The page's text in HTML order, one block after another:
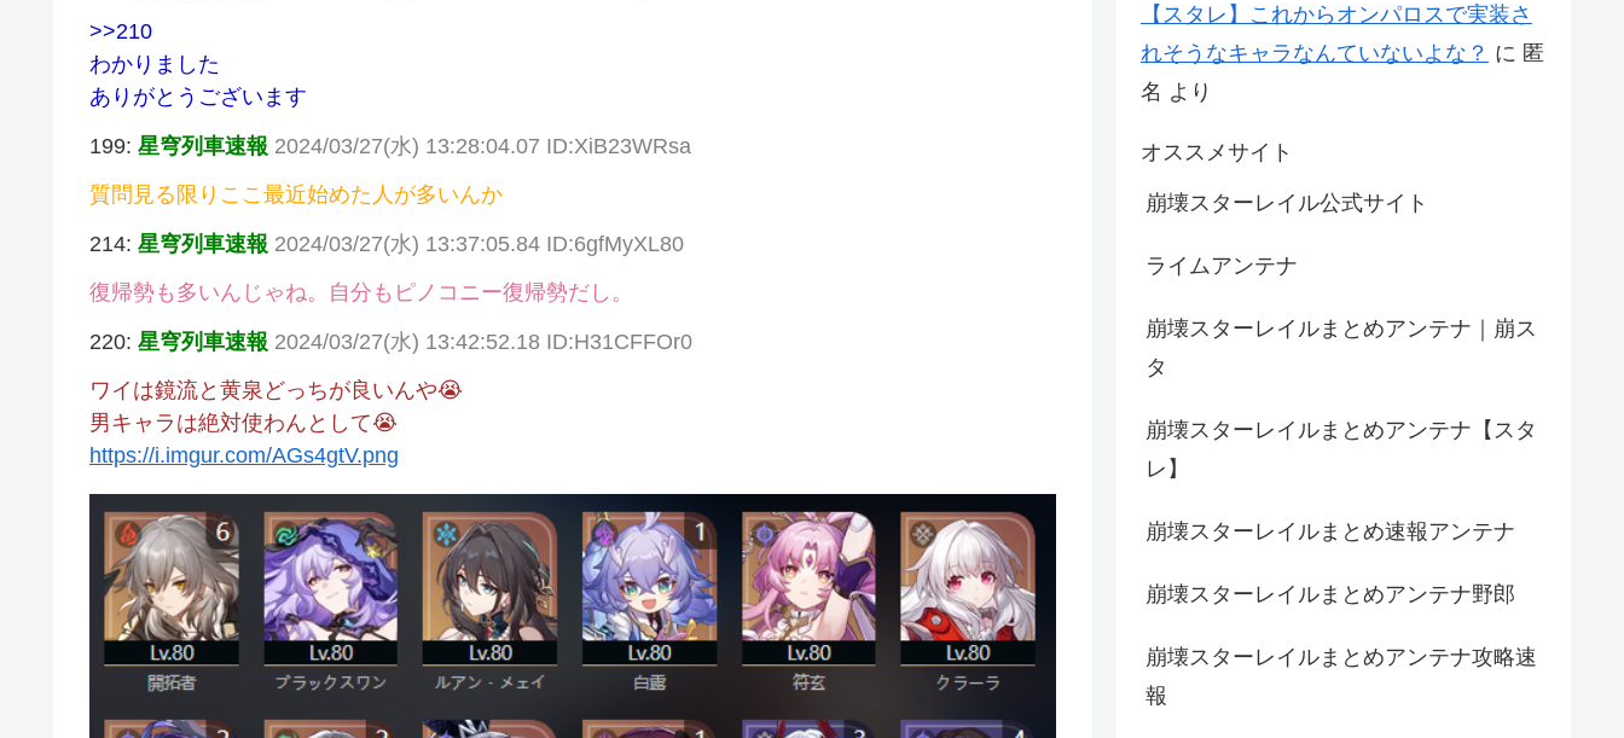
>>210
わかりました
ありがとうございます
199: 星穹列車速報 2024/03/27(水) 13:28:04.07 ID:XiB23WRsa
質問見る限りここ最近始めた人が多いんか
214: 星穹列車速報 2024/03/27(水) 13:37:05.84 ID:6gfMyXL80
復帰勢も多いんじゃね。自分もピノコニー復帰勢だし。
220: 星穹列車速報 2024/03/27(水) 13:42:52.18 ID:H31CFFOr0
ワイは鏡流と黄泉どっちが良いんや😭
男キャラは絶対使わんとして😭
https://i.imgur.com/AGs4gtV.png
【スタレ】これからオンパロスで実装さ
れそうなキャラなんていないよな？ に 匿
名 より
オススメサイト
崩壊スターレイル公式サイト
ライムアンテナ
崩壊スターレイルまとめアンテナ｜崩ス
タ
崩壊スターレイルまとめアンテナ【スタ
レ】
崩壊スターレイルまとめ速報アンテナ
崩壊スターレイルまとめアンテナ野郎
崩壊スターレイルまとめアンテナ攻略速
報